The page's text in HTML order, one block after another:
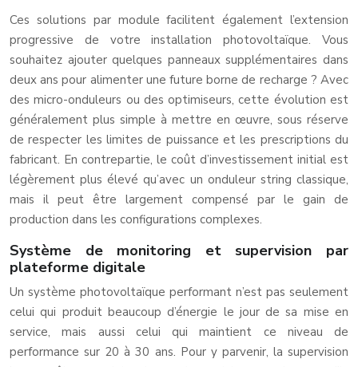
Ces solutions par module facilitent également l’extension
progressive de votre installation photovoltaïque. Vous
souhaitez ajouter quelques panneaux supplémentaires dans
deux ans pour alimenter une future borne de recharge ? Avec
des micro-onduleurs ou des optimiseurs, cette évolution est
généralement plus simple à mettre en œuvre, sous réserve
de respecter les limites de puissance et les prescriptions du
fabricant. En contrepartie, le coût d’investissement initial est
légèrement plus élevé qu’avec un onduleur string classique,
mais il peut être largement compensé par le gain de
production dans les configurations complexes.
Système de monitoring et supervision par
plateforme digitale
Un système photovoltaïque performant n’est pas seulement
celui qui produit beaucoup d’énergie le jour de sa mise en
service, mais aussi celui qui maintient ce niveau de
performance sur 20 à 30 ans. Pour y parvenir, la supervision